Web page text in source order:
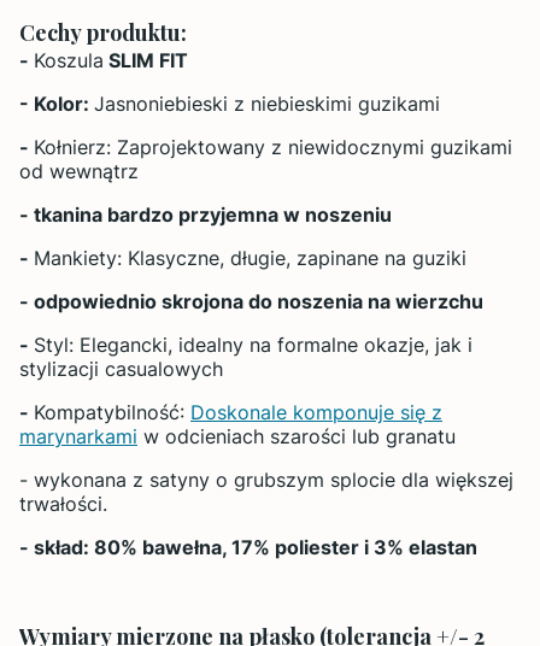
Cechy produktu:
- Koszula SLIM FIT
- Kolor: Jasnoniebieski z niebieskimi guzikami
- Kołnierz: Zaprojektowany z niewidocznymi guzikami
od wewnątrz
- tkanina bardzo przyjemna w noszeniu
- Mankiety: Klasyczne, długie, zapinane na guziki
- odpowiednio skrojona do noszenia na wierzchu
- Styl: Elegancki, idealny na formalne okazje, jak i
stylizacji casualowych
- Kompatybilność: Doskonale komponuje się z
marynarkami w odcieniach szarości lub granatu
- wykonana z satyny o grubszym splocie dla większej
trwałości.
- skład: 80% bawełna, 17% poliester i 3% elastan
Wymiary mierzone na płasko (tolerancja +/- 2